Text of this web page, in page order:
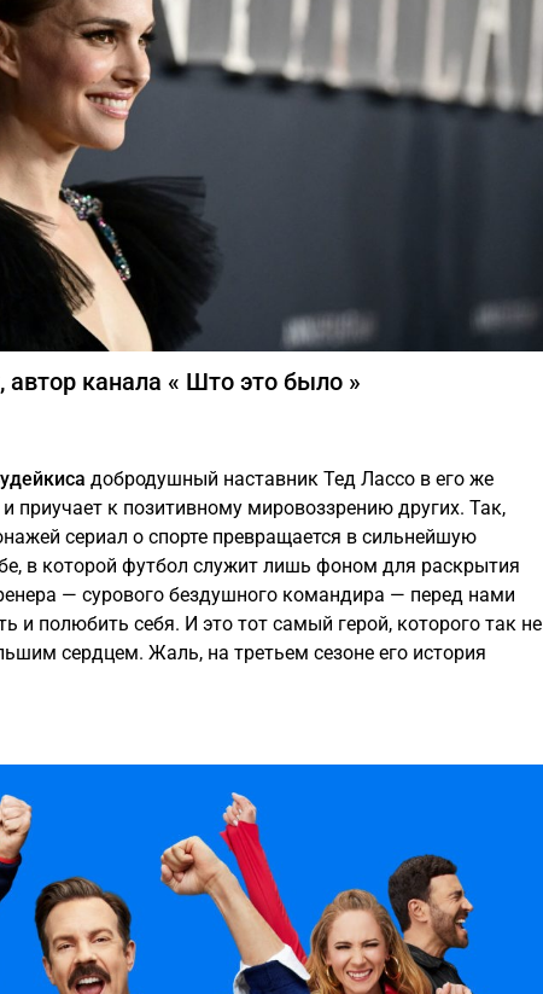
автор канала « Што это было »
добродушный наставник Тед Лассо в его же
приучает к позитивному мировоззрению других. Так,
сериал о спорте превращается в сильнейшую
в которой футбол служит лишь фоном для раскрытия
— сурового бездушного командира — перед нами
и полюбить себя. И это тот самый герой, которого так не
сердцем. Жаль, на третьем сезоне его история